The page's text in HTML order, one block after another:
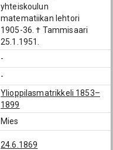
yhteiskoulun
matematiikan lehtori
1905-36. † Tammisaari
25.1.1951.
-
-
Ylioppilasmatrikkeli 1853–
1899
Mies
24.6.1869